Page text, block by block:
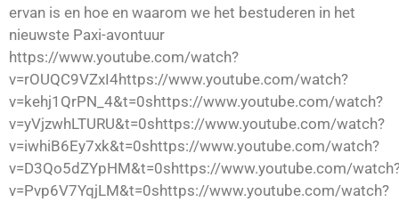
ervan is en hoe en waarom we het bestuderen in het
nieuwste Paxi-avontuur
https://www.youtube.com/watch?
v=rOUQC9VZxI4https://www.youtube.com/watch?
v=kehj1QrPN_4&t=0shttps://www.youtube.com/watch?
v=yVjzwhLTURU&t=0shttps://www.youtube.com/watch?
v=iwhiB6Ey7xk&t=0shttps://www.youtube.com/watch?
v=D3Qo5dZYpHM&t=0shttps://www.youtube.com/
v=Pvp6V7YqjLM&t=0shttps://www.youtube.com/watch?